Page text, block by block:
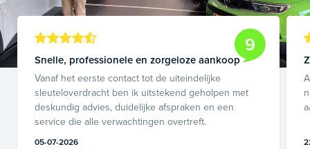
9
Snelle, professionele en zorgeloze aankoop
Vanaf het eerste contact tot de uiteindelijke
sleuteloverdracht ben ik uitstekend geholpen met
deskundig advies, duidelijke afspraken en een
service die alle verwachtingen overtreft.
05-07-2026